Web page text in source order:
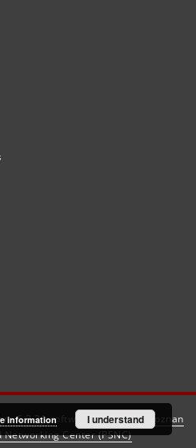
6.3.21software created by
Poznan
Center (PSNC)
information I understand